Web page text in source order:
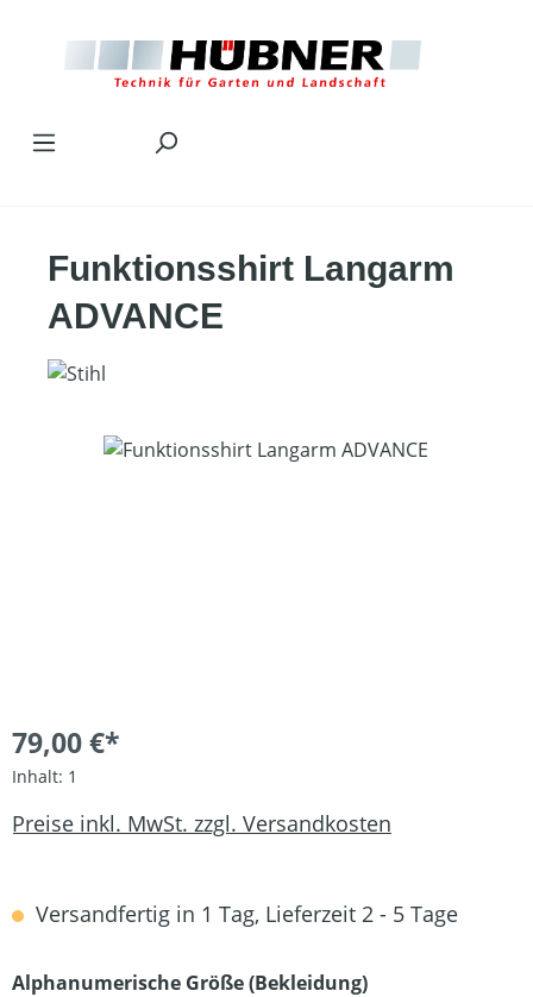
Funktionsshirt Langarm
ADVANCE
Bildergalerie überspringen
79,00 €*
Inhalt: 1
Preise inkl. MwSt. zzgl. Versandkosten
Versandfertig in 1 Tag, Lieferzeit 2 - 5 Tage
Alphanumerische Größe (Bekleidung)auswählen